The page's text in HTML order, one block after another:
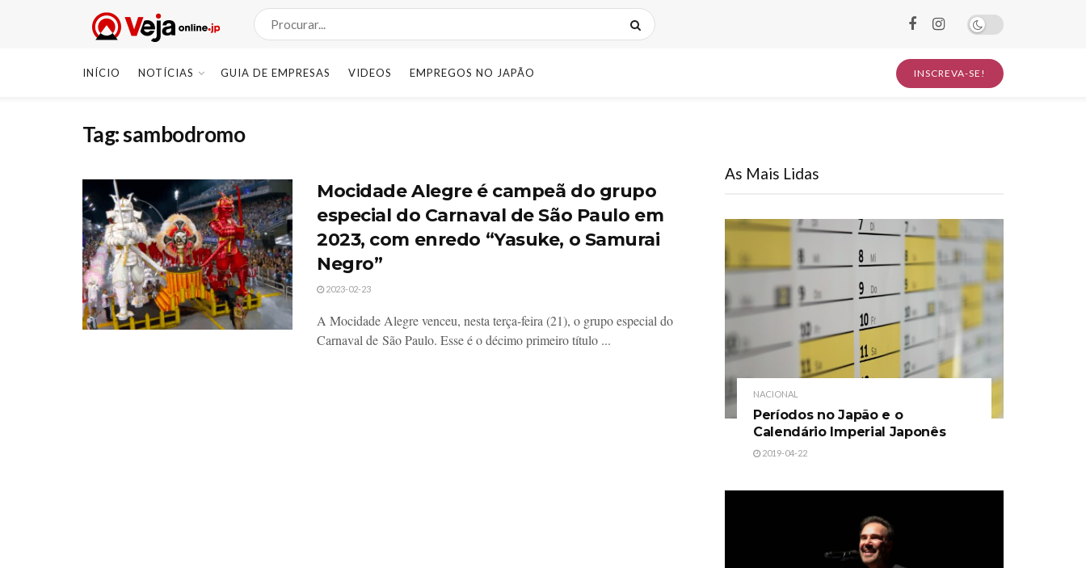
INÍCIO NOTÍCIAS GUIA DE EMPRESAS VIDEOS EMPREGOS NO JAPÃO INSCREVA-SE!
Tag:sambodromo
Mocidade Alegre é campeã do grupo
especial do Carnaval de São Paulo em
2023, com enredo “Yasuke, o Samurai
Negro”
2023-02-23
A Mocidade Alegre venceu, nesta terça-feira (21), o grupo especial do
Carnaval de São Paulo. Esse é o décimo primeiro título ...
As Mais Lidas
NACIONAL
Períodos no Japão e o
Calendário Imperial Japonês
2019-04-22